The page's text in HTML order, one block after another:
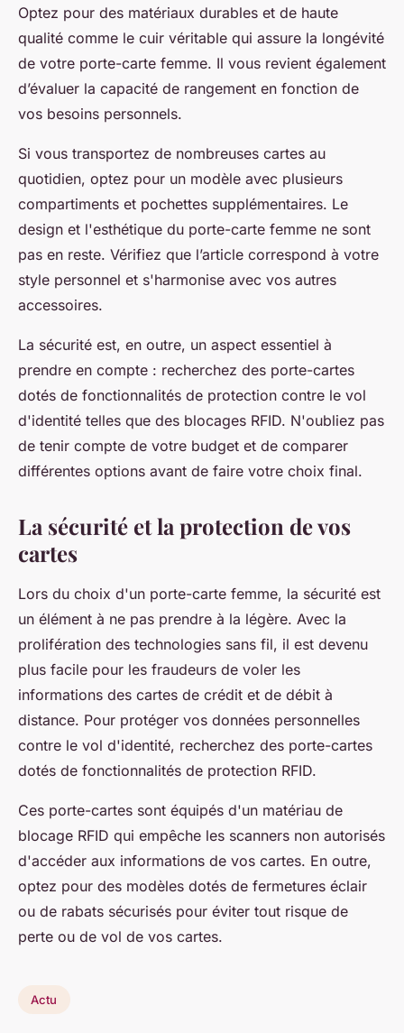
Optez pour des matériaux durables et de haute
qualité comme le cuir véritable qui assure la longévité
de votre porte-carte femme. Il vous revient également
d’évaluer la capacité de rangement en fonction de
vos besoins personnels.
Si vous transportez de nombreuses cartes au
quotidien, optez pour un modèle avec plusieurs
compartiments et pochettes supplémentaires. Le
design et l'esthétique du porte-carte femme ne sont
pas en reste. Vérifiez que l’article correspond à votre
style personnel et s'harmonise avec vos autres
accessoires.
La sécurité est, en outre, un aspect essentiel à
prendre en compte : recherchez des porte-cartes
dotés de fonctionnalités de protection contre le vol
d'identité telles que des blocages RFID. N'oubliez pas
de tenir compte de votre budget et de comparer
différentes options avant de faire votre choix final.
La sécurité et la protection de vos
cartes
Lors du choix d'un porte-carte femme, la sécurité est
un élément à ne pas prendre à la légère. Avec la
prolifération des technologies sans fil, il est devenu
plus facile pour les fraudeurs de voler les
informations des cartes de crédit et de débit à
distance. Pour protéger vos données personnelles
contre le vol d'identité, recherchez des porte-cartes
dotés de fonctionnalités de protection RFID.
Ces porte-cartes sont équipés d'un matériau de
blocage RFID qui empêche les scanners non autorisés
d'accéder aux informations de vos cartes. En outre,
optez pour des modèles dotés de fermetures éclair
ou de rabats sécurisés pour éviter tout risque de
perte ou de vol de vos cartes.
Actu